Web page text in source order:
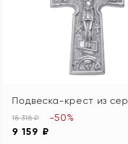
Подвеска-крест из
18 318 ₽
9 159 ₽
-50%